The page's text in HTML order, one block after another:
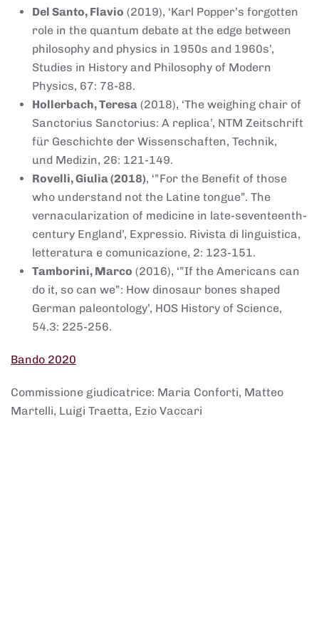
Del Santo, Flavio (2019), ‘Karl Popper’s forgotten
role in the quantum debate at the edge between
philosophy and physics in 1950s and 1960s’,
Studies in History and Philosophy of Modern
Physics, 67: 78-88.
Hollerbach, Teresa (2018), ‘The weighing chair of
Sanctorius Sanctorius: A replica’, NTM Zeitschrift
für Geschichte der Wissenschaften, Technik,
und Medizin, 26: 121-149.
Rovelli, Giulia (2018), ‘”For the Benefit of those
who understand not the Latine tongue”. The
vernacularization of medicine in late-seventeenth-
century England’, Expressio. Rivista di linguistica,
letteratura e comunicazione, 2: 123-151.
Tamborini, Marco (2016), ‘”If the Americans can
do it, so can we”: How dinosaur bones shaped
German paleontology’, HOS History of Science,
54.3: 225-256.
Bando 2020
Commissione giudicatrice: Maria Conforti, Matteo
Martelli, Luigi Traetta, Ezio Vaccari